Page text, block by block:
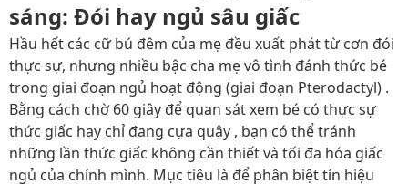
sáng: Đói hay ngủ sâu giấc
Hầu hết các cữ bú đêm của mẹ đều xuất phát từ cơn đói
thực sự, nhưng nhiều bậc cha mẹ vô tình đánh thức bé
trong giai đoạn ngủ hoạt động (giai đoạn Pterodactyl) .
Bằng cách chờ 60 giây để quan sát xem bé có thực sự
thức giấc hay chỉ đang cựa quậy , bạn có thể tránh
những lần thức giấc không cần thiết và tối đa hóa giấc
ngủ của chính mình. Mục tiêu là để phân biệt tín hiệu